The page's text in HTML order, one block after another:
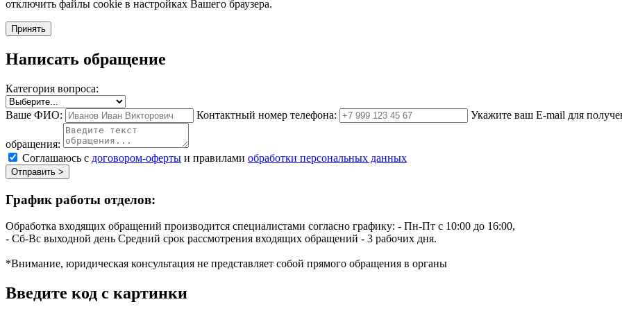
отключить файлы cookie в настройках Вашего браузера.
Принять
Написать обращение
Категория вопроса:
Ваше ФИО: Контактный номер телефона: Укажите ваш E-mail для
обращения:
Соглашаюсь с договором-оферты и правилами обработки персональных данных
Отправить >
График работы отделов:
Обработка входящих обращений производится специалистами согласно графику: - Пн-Пт с 10:00 до 16:00,
- Сб-Вс выходной день Средний срок рассмотрения входящих обращений - 3 рабочих дня.
*Внимание, юридическая консультация не представляет собой прямого обращения в органы
Введите код с картинки